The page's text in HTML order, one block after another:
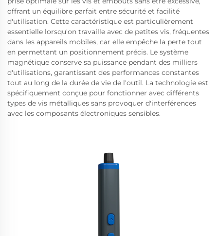
offrant un équilibre parfait entre sécurité et facilité
d'utilisation. Cette caractéristique est particulièrement
essentielle lorsqu'on travaille avec de petites vis, fréquentes
dans les appareils mobiles, car elle empêche la perte tout
en permettant un positionnement précis. Le système
magnétique conserve sa puissance pendant des milliers
d'utilisations, garantissant des performances constantes
tout au long de la durée de vie de l'outil. La technologie est
spécifiquement conçue pour fonctionner avec différents
types de vis métalliques sans provoquer d'interférences
avec les composants électroniques sensibles.